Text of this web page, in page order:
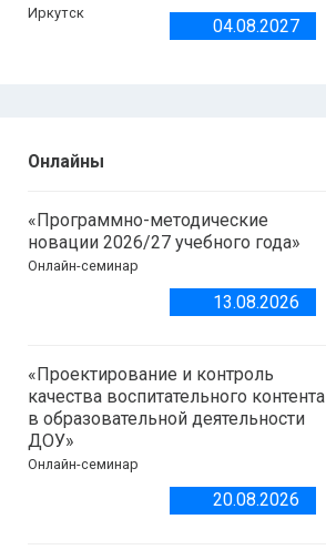
Иркутск
04.08.2027
Онлайны
«Программно-методические
новации 2026/27 учебного года»
Онлайн-семинар
13.08.2026
«Проектирование и контроль
качества воспитательного контента
в образовательной деятельности
ДОУ»
Онлайн-семинар
20.08.2026